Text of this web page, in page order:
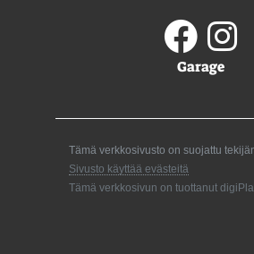
Garage
Tämä verkkosivusto on suojattu
Sivusto käyttää evästeitä
Tämä verkkosivun on tuottanut